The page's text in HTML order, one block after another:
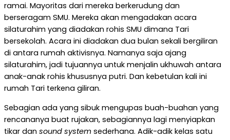
ramai. Mayoritas dari mereka berkerudung dan
berseragam SMU. Mereka akan mengadakan acara
silaturahim yang diadakan rohis SMU dimana Tari
bersekolah. Acara ini diadakan dua bulan sekali bergiliran
di antara rumah aktivisnya. Namanya saja ajang
silaturahim, jadi tujuannya untuk menjalin ukhuwah antara
anak-anak rohis khususnya putri. Dan kebetulan kali ini
rumah Tari terkena giliran.
Sebagian ada yang sibuk mengupas buah-buahan yang
rencananya buat rujakan, sebagiannya lagi menyiapkan
tikar dan sound system sederhana. Adik-adik kelas satu